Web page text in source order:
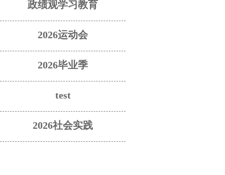
政绩观学习教育
2026运动会
2026毕业季
test
2026社会实践